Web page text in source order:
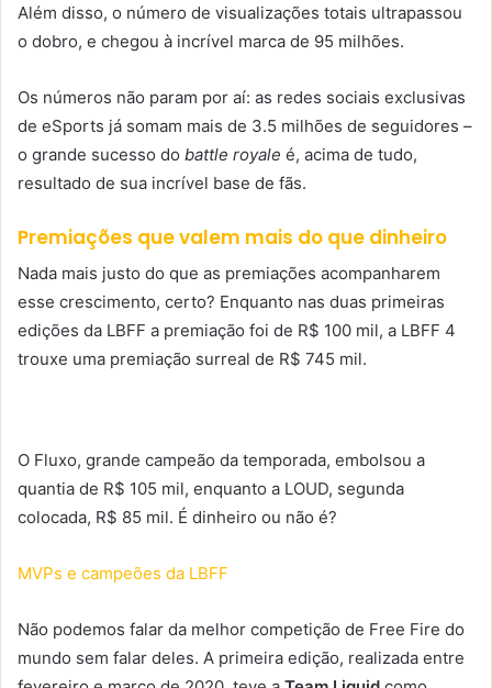
Além disso, o número de visualizações totais ultrapassou
o dobro, e chegou à incrível marca de 95 milhões.
Os números não param por aí: as redes sociais exclusivas
de eSports já somam mais de 3.5 milhões de seguidores –
o grande sucesso do battle royale é, acima de tudo,
resultado de sua incrível base de fãs.
Premiações que valem mais do que dinheiro
Nada mais justo do que as premiações acompanharem
esse crescimento, certo? Enquanto nas duas primeiras
edições da LBFF a premiação foi de R$ 100 mil, a LBFF 4
trouxe uma premiação surreal de R$ 745 mil.
O Fluxo, grande campeão da temporada, embolsou a
quantia de R$ 105 mil, enquanto a LOUD, segunda
colocada, R$ 85 mil. É dinheiro ou não é?
MVPs e campeões da LBFF
Não podemos falar da melhor competição de Free Fire do
mundo sem falar deles. A primeira edição, realizada entre